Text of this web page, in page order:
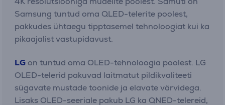
Samsung tuntud oma QLED-telerite poolest,
pakkudes ühtaegu tipptasemel tehnoloogiat kui ka
pikaajalist vastupidavust.
LGon tuntud oma OLED-tehnoloogia poolest. LG
OLED-telerid pakuvad laitmatut pildikvaliteeti
sügavate mustade toonide ja elavate värvidega.
Lisaks OLED-seeriale pakub LG ka QNED-telereid,